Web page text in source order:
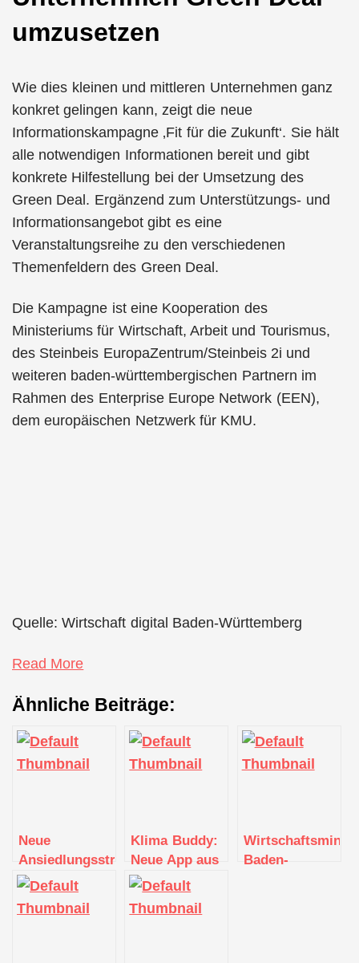
umzusetzen
Wie dies kleinen und mittleren Unternehmen ganz
konkret gelingen kann, zeigt die neue
Informationskampagne ‚Fit für die Zukunft‘. Sie hält
alle notwendigen Informationen bereit und gibt
konkrete Hilfestellung bei der Umsetzung des
Green Deal. Ergänzend zum Unterstützungs- und
Informationsangebot gibt es eine
Veranstaltungsreihe zu den verschiedenen
Themenfeldern des Green Deal.
Die Kampagne ist eine Kooperation des
Ministeriums für Wirtschaft, Arbeit und Tourismus,
des Steinbeis EuropaZentrum/Steinbeis 2i und
weiteren baden-württembergischen Partnern im
Rahmen des Enterprise Europe Network (EEN),
dem europäischen Netzwerk für KMU.
Quelle: Wirtschaft digital Baden-Württemberg
Read More
Ähnliche Beiträge:
Neue
Ansiedlungsstrategie
für
Klima Buddy:
Neue App aus
Karlsruhe hilft
Sparen
Baden-